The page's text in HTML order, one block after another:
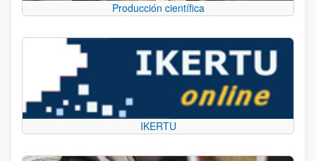
Producción científica
IKERTU